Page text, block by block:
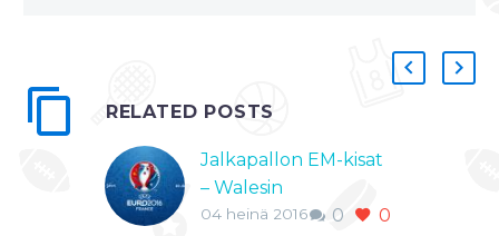
RELATED POSTS
Jalkapallon EM-kisat
– Walesin
joukkuepelaaminen
0 0
04 heinä 2016